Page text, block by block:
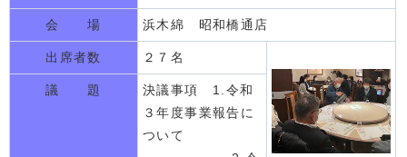
会 場 浜木綿 昭和橋通店
出席者数 ２７名
議 題
決議事項 1.令和
３年度事業報告に
ついて